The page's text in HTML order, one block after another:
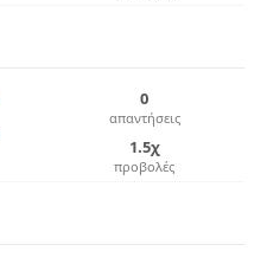
0
απαντήσεις
1.5χ
προβολές